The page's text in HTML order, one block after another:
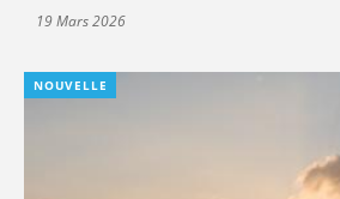
19 Mars 2026
NOUVELLE